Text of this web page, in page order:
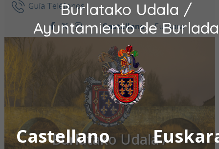
Burlatako Udala /
Ayuntamiento de Burlada
Castellano
Ir al contenidoGuía Teléfonos
facebook
twitter
instagram
Castellano Euskara
Burlatako Udala /